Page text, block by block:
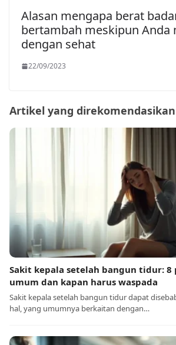
Alasan mengapa berat
bertambah meskipun Anda
dengan sehat
22/09/2023
Artikel yang direkomendasikan
Sakit kepala setelah bangun tidur: 8
umum dan kapan harus waspada
Sakit kepala setelah bangun tidur dapat
hal, yang umumnya berkaitan dengan…